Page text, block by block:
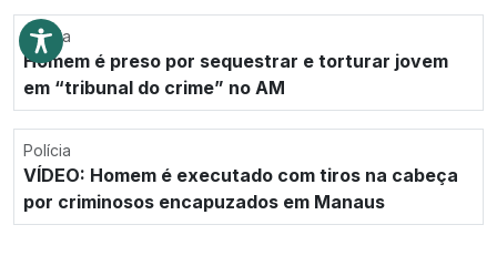
Polícia
Homem é preso por sequestrar e torturar jovem
em “tribunal do crime” no AM
Polícia
VÍDEO: Homem é executado com tiros na cabeça
por criminosos encapuzados em Manaus